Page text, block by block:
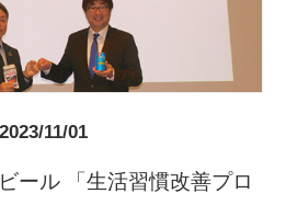
2023/11/01
ール 「生活習慣改善プロ